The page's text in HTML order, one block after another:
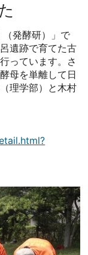
（発酵研）」で
遺跡で育てた古
っています。さ
母を単離して日
理学部）と木村